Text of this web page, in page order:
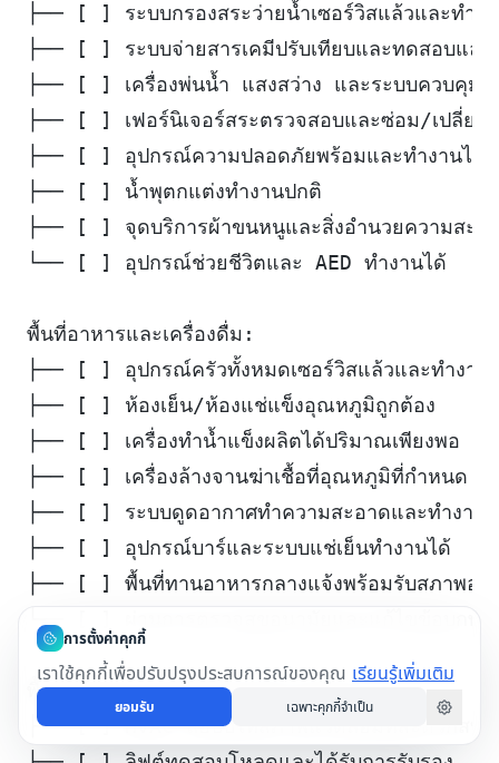
├── [ ] ระบบกรองสระว่ายน้ำเซอร์วิสแล้วและทำง
├── [ ] ระบบจ่ายสารเคมีปรับเทียบและทดสอบแล้ว
├── [ ] เครื่องพ่นน้ำ แสงสว่าง และระบบควบคุมส
├── [ ] เฟอร์นิเจอร์สระตรวจสอบและซ่อม/เปลี่ยน
├── [ ] อุปกรณ์ความปลอดภัยพร้อมและทำงานได้
├── [ ] น้ำพุตกแต่งทำงานปกติ
├── [ ] จุดบริการผ้าขนหนูและสิ่งอำนวยความสะด
└── [ ] อุปกรณ์ช่วยชีวิตและ AED ทำงานได้
พื้นที่อาหารและเครื่องดื่ม:
├── [ ] อุปกรณ์ครัวทั้งหมดเซอร์วิสแล้วและทำงาน
├── [ ] ห้องเย็น/ห้องแช่แข็งอุณหภูมิถูกต้อง
├── [ ] เครื่องทำน้ำแข็งผลิตได้ปริมาณเพียงพอ
├── [ ] เครื่องล้างจานฆ่าเชื้อที่อุณหภูมิที่กำหนด
├── [ ] ระบบดูดอากาศทำความสะอาดและทำงาน
├── [ ] อุปกรณ์บาร์และระบบแช่เย็นทำงานได้
├── [ ] พื้นที่ทานอาหารกลางแจ้งพร้อมรับสภาพอา
└── [ ] ผ่านการตรวจสุขอนามัยและแก้ไขข้อบกพร่
พื้นที่ส่วนกลางและสิ่งอำนวยความสะดวก:
├── [ ] HVAC ล็อบบี้ให้สภาพแวดล้อมที่สะดวกสบา
การตั้งค่าคุกกี้
เราใช้คุกกี้เพื่อปรับปรุงประสบการณ์ของคุณ เรียนรู้เพิ่มเติม
ยอมรับ เฉพาะคุกกี้จำเป็น